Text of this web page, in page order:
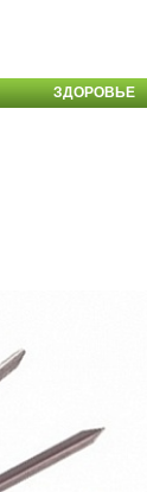
ЗДОРОВЬЕ